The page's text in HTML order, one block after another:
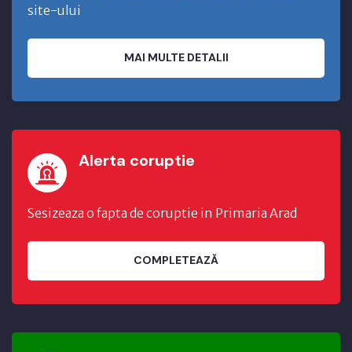
site-ului
MAI MULTE DETALII
Alerta coruptie
Sesizeaza o fapta de coruptie in Primaria Arad
COMPLETEAZĂ